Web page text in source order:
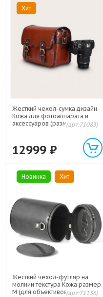
Хит
Жесткий чехол-сумка дизайн
Кожа для фотоаппарата и
аксессуаров (размер(арт:71083)
12999 ₽
Новинка Хит
Жесткий чехол-футляр на
молнии текстура Кожа размер
M (для объективов до 8х14см)
(арт:71136)